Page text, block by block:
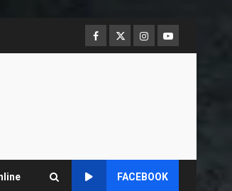
Facebook
TwitterInstagram
Youtube
FACEBOOK